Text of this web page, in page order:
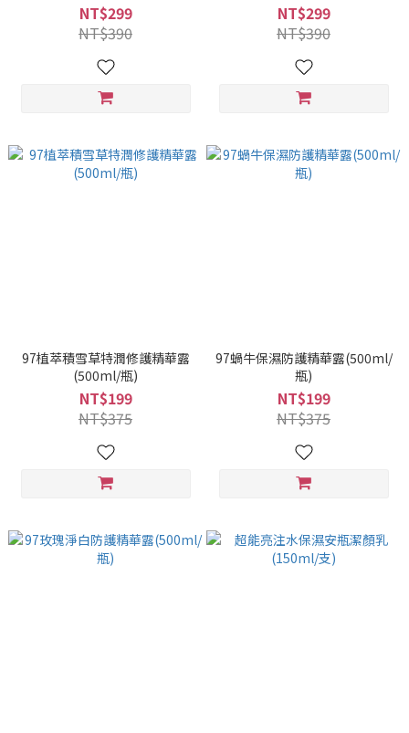
NT$299
NT$390
NT$299
NT$390
97植萃積雪草特潤修護精華露
(500ml/瓶)
NT$199
NT$375
97蝸牛保濕防護精華露(500ml/
瓶)
NT$199
NT$375